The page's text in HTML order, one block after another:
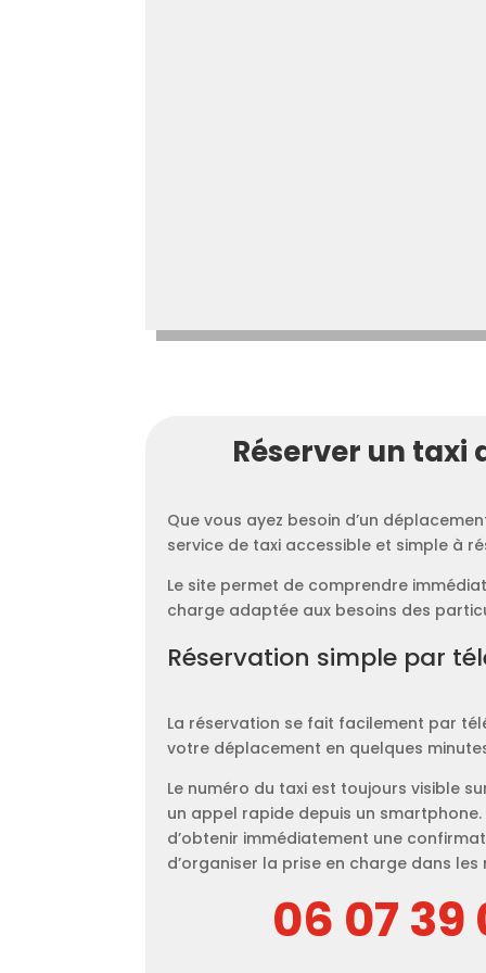
Réserver un
Que vous ayez besoin d’un
service de taxi accessible et simple à
Le site permet de comprendre
charge adaptée aux besoins des
Réservation simple par
La réservation se fait facilement par
votre déplacement en quelques
Le numéro du taxi est toujours visible
un appel rapide depuis un
d’obtenir immédiatement une
d’organiser la prise en charge dans
06 07 39